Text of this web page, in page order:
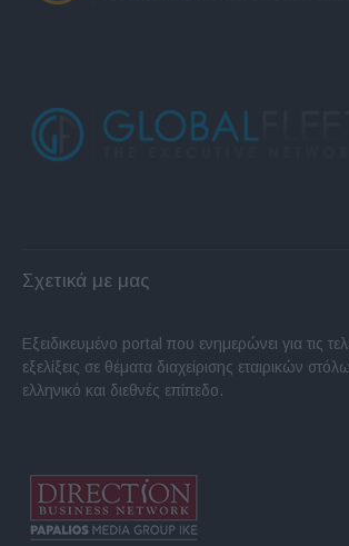
Σχετικά με μας
Εξειδικευμένο portal που ενημερώνει για τις
εξελίξεις σε θέματα διαχείρισης εταιρικών
ελληνικό και διεθνές επίπεδο.